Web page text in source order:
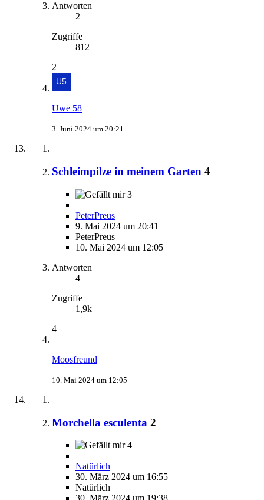
Antworten
2
Zugriffe
812
2
Uwe 58
3. Juni 2024 um 20:21
Schleimpilze in meinem Garten 4
3
PeterPreus
9. Mai 2024 um 20:41
PeterPreus
10. Mai 2024 um 12:05
Antworten
4
Zugriffe
1,9k
4
Moosfreund
10. Mai 2024 um 12:05
Morchella esculenta 2
4
Natürlich
30. März 2024 um 16:55
Natürlich